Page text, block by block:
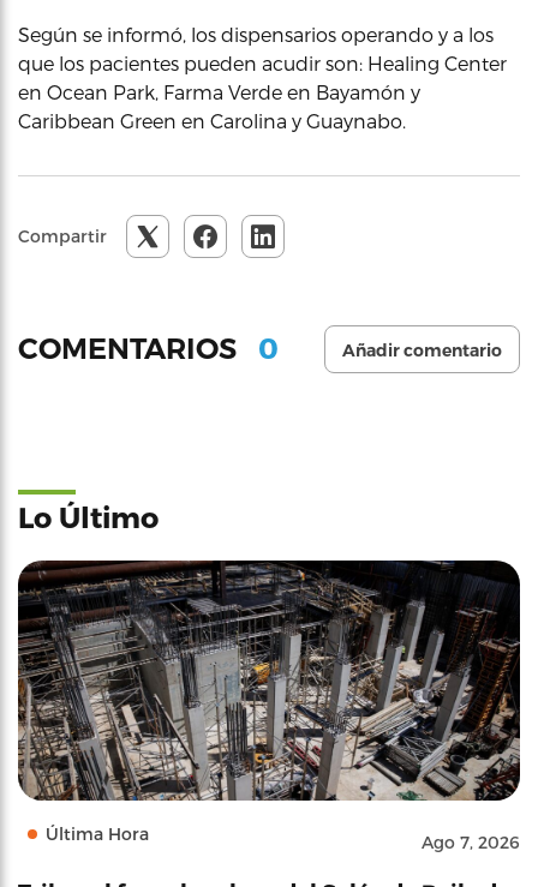
Según se informó, los dispensarios operando y a los
que los pacientes pueden acudir son: Healing Center
en Ocean Park, Farma Verde en Bayamón y
Caribbean Green en Carolina y Guaynabo.
Compartir
COMENTARIOS 0 Añadir comentario
Lo Último
Última Hora Ago 7, 2026